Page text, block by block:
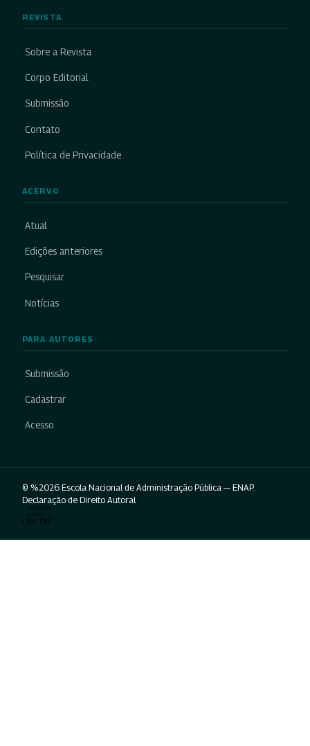
REVISTA
Sobre a Revista
Corpo Editorial
Submissão
Contato
Política de Privacidade
ACERVO
Atual
Edições anteriores
Pesquisar
Notícias
PARA AUTORES
Submissão
Cadastrar
Acesso
© %2026 Escola Nacional de Administração Pública — ENAP.
Declaração de Direito Autoral